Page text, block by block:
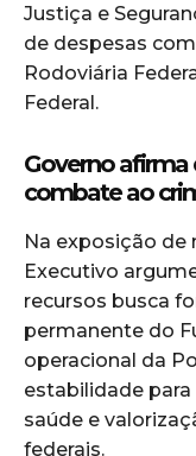
Justiça e
de despesas
Rodoviária
Federal.
Governo
combate ao
Na exposição de
Executivo
recursos busca
permanente do
operacional da
estabilidade
saúde e
federais.